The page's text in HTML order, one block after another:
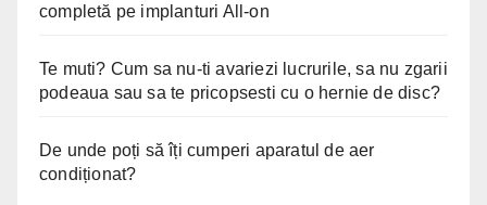
completă pe implanturi All-on
Te muti? Cum sa nu-ti avariezi lucrurile, sa nu zgarii
podeaua sau sa te pricopsesti cu o hernie de disc?
De unde poți să îți cumperi aparatul de aer
condiționat?